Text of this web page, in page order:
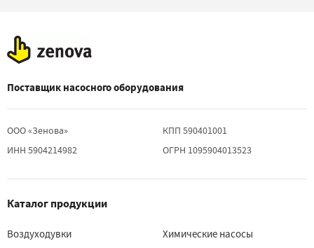
Поставщик насосного оборудования
ООО «Зенова»
ИНН 5904214982
КПП 590401001
ОГРН 1095904013523
Каталог продукции
Воздуходувки
Химические насосы